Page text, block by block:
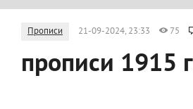
Прописи 21-09-2024, 23:33 75
прописи 1915